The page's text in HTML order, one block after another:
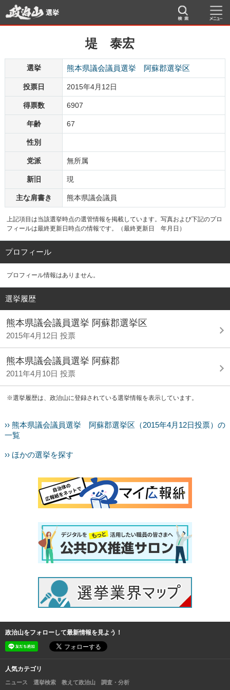
選挙
堤 泰宏
選挙 熊本県議会議員選挙 阿蘇郡選挙区
投票日 2015年4月12日
得票数 6907
年齢 67
性別
党派 無所属
新旧 現
主な肩書き 熊本県議会議員
上記項目は当該選挙時点の選管情報を掲載しています。写真および下記のプロ
フィールは最終更新日時点の情報です。（最終更新日 年月日）
プロフィール
プロフィール情報はありません。
選挙履歴
熊本県議会議員選挙 阿蘇郡選挙区
2015年4月12日 投票
熊本県議会議員選挙 阿蘇郡
2011年4月10日 投票
※選挙履歴は、政治山に登録されている選挙情報を表示しています。
›› 熊本県議会議員選挙 阿蘇郡選挙区（2015年4月12日投票）の
一覧
›› ほかの選挙を探す
政治山をフォローして最新情報を見よう！
人気カテゴリ
ニュース 選挙検索 教えて政治山 調査・分析